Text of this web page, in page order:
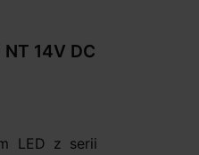
14V DC
LED z serii